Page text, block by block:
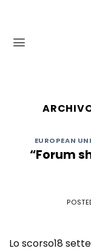
contenido
EUROPEAN
“Forum
Lo scorso18